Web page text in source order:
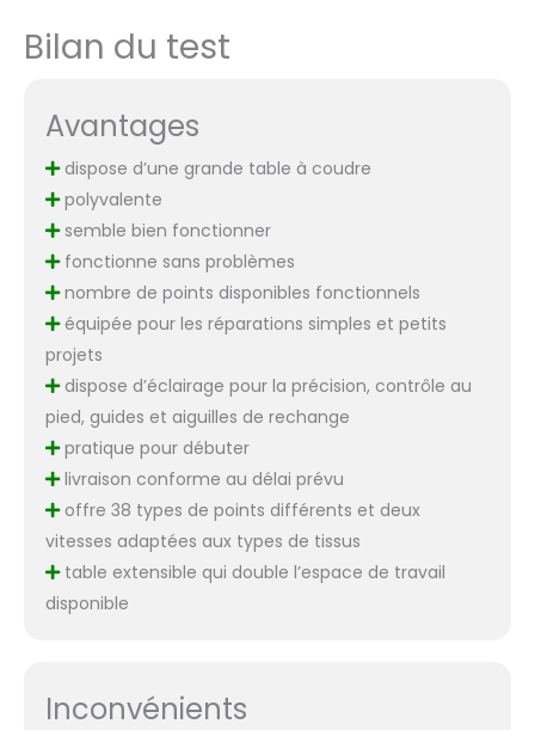
Bilan du test
Avantages
dispose d’une grande table à coudre
polyvalente
semble bien fonctionner
fonctionne sans problèmes
nombre de points disponibles fonctionnels
équipée pour les réparations simples et petits
projets
dispose d’éclairage pour la précision, contrôle au
pied, guides et aiguilles de rechange
pratique pour débuter
livraison conforme au délai prévu
offre 38 types de points différents et deux
vitesses adaptées aux types de tissus
table extensible qui double l’espace de travail
disponible
Inconvénients